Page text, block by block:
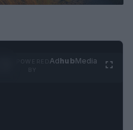
AdhubMedia